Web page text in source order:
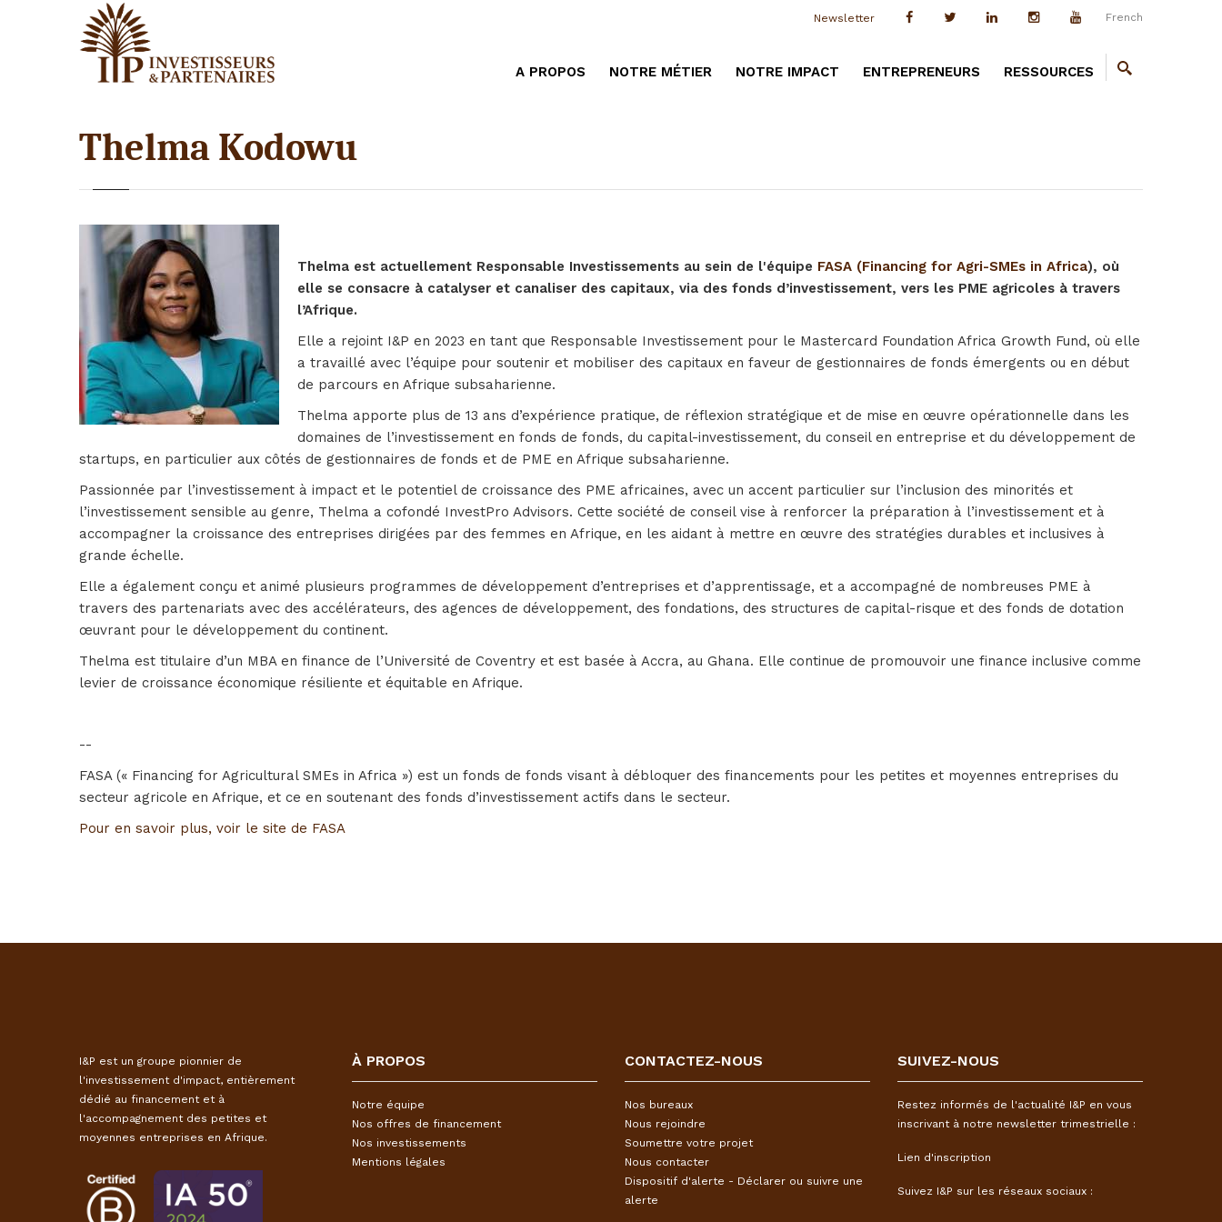
French
Newsletter
A PROPOS NOTRE MÉTIER NOTRE IMPACT ENTREPRENEURS RESSOURCES
Thelma Kodowu
Thelma est actuellement Responsable Investissements au sein de l'équipe FASA (Financing for Agri-SMEs in Africa), où
elle se consacre à catalyser et canaliser des capitaux, via des fonds d’investissement, vers les PME agricoles à travers
l’Afrique.
Elle a rejoint I&P en 2023 en tant que Responsable Investissement pour le Mastercard Foundation Africa Growth Fund, où elle
a travaillé avec l’équipe pour soutenir et mobiliser des capitaux en faveur de gestionnaires de fonds émergents ou en début
de parcours en Afrique subsaharienne.
Thelma apporte plus de 13 ans d’expérience pratique, de réflexion stratégique et de mise en œuvre opérationnelle dans les
domaines de l’investissement en fonds de fonds, du capital-investissement, du conseil en entreprise et du développement de
startups, en particulier aux côtés de gestionnaires de fonds et de PME en Afrique subsaharienne.
Passionnée par l’investissement à impact et le potentiel de croissance des PME africaines, avec un accent particulier sur l’inclusion des minorités et
l’investissement sensible au genre, Thelma a cofondé InvestPro Advisors. Cette société de conseil vise à renforcer la préparation à l’investissement et à
accompagner la croissance des entreprises dirigées par des femmes en Afrique, en les aidant à mettre en œuvre des stratégies durables et inclusives à
grande échelle.
Elle a également conçu et animé plusieurs programmes de développement d’entreprises et d’apprentissage, et a accompagné de nombreuses PME à
travers des partenariats avec des accélérateurs, des agences de développement, des fondations, des structures de capital-risque et des fonds de dotation
œuvrant pour le développement du continent.
Thelma est titulaire d’un MBA en finance de l’Université de Coventry et est basée à Accra, au Ghana. Elle continue de promouvoir une finance inclusive comme
levier de croissance économique résiliente et équitable en Afrique.
--
FASA (« Financing for Agricultural SMEs in Africa ») est un fonds de fonds visant à débloquer des financements pour les petites et moyennes entreprises du
secteur agricole en Afrique, et ce en soutenant des fonds d’investissement actifs dans le secteur.
Pour en savoir plus, voir le site de FASA
I&P est un groupe pionnier de
l'investissement d'impact, entièrement
dédié au financement et à
l'accompagnement des petites et
moyennes entreprises en Afrique.
À PROPOS
Notre équipe
Nos offres de financement
Nos investissements
Mentions légales
CONTACTEZ-NOUS
Nos bureaux
Nous rejoindre
Soumettre votre projet
Nous contacter
Dispositif d'alerte - Déclarer ou suivre une
alerte
SUIVEZ-NOUS
Restez informés de l'actualité I&P en vous
inscrivant à notre newsletter trimestrielle :
Lien d'inscription
Suivez I&P sur les réseaux sociaux :